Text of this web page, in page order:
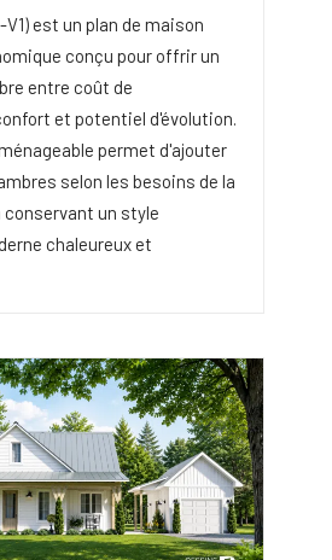
est un plan de maison
conçu pour offrir un
entre coût de
et potentiel d'évolution.
permet d'ajouter
selon les besoins de la
un style
chaleureux et